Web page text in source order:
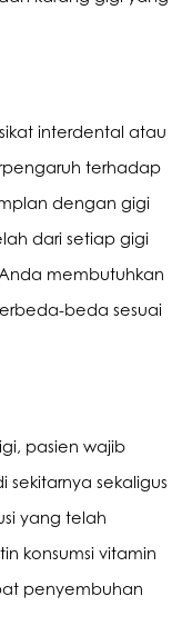
interdental atau
terhadap
dengan gigi
dari setiap gigi
beda sesuai
pasien wajib
sekitarnya sekaligus
yang telah
konsumsi vitamin
penyembuhan